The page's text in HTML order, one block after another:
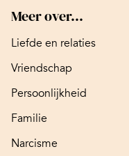
Meer over...
Liefde en relaties
Vriendschap
Persoonlijkheid
Familie
Narcisme